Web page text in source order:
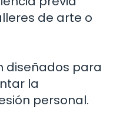
de arte o
diseñados para
la
personal.